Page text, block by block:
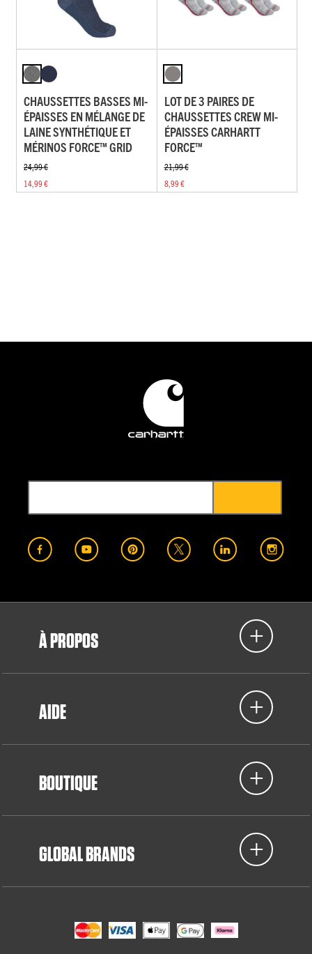
CHAUSSETTES BASSES MI-
ÉPAISSES EN MÉLANGE DE
LAINE SYNTHÉTIQUE ET
MÉRINOS FORCE™ GRID
24,99 €
14,99 €
LOT DE 3 PAIRES DE
CHAUSSETTES CREW MI-
ÉPAISSES CARHARTT
FORCE™
21,99 €
8,99 €
À PROPOS
AIDE
BOUTIQUE
GLOBAL BRANDS